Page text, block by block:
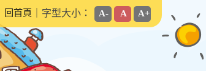
回首頁 ｜字型大小： A- A A+